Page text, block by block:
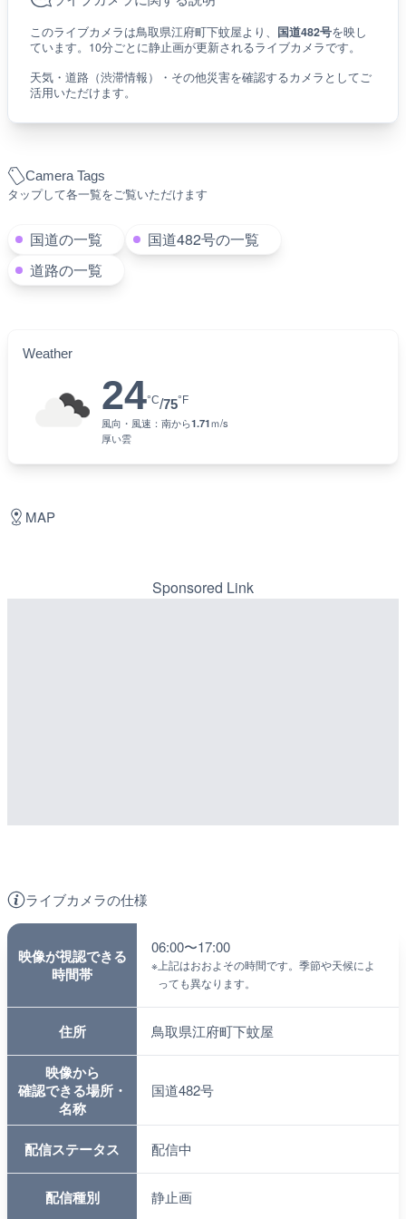
Camera Tags
タップして各一覧をご覧いただけます
国道の一覧
国道482号の一覧
道路の一覧
Weather
24°C/75°F
風向・風速： 南から1.71ｍ/s
厚い雲
このライブカメラは鳥取県江府町下蚊屋より、 国道482号を映し
ています。10分ごとに静止画が更新されるライブカメラです。
天気・道路（渋滞情報）・その他災害を確認するカメラとしてご
活用いただけます。
ライブカメラの仕様
映像が視認できる
時間帯
06:00〜17:00
※ 上記はおおよその時間です。季節や天候によ
っても異なります。
住所 鳥取県江府町下蚊屋
映像から
確認できる場所・
名称
国道482号
配信ステータス 配信中
配信種別 静止画
MAP
Sponsored Link